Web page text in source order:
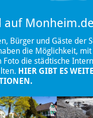
auf Monheim.de
Bürger und Gäste der
die Möglichkeit,
Foto die städtische
HIER GIBT ES